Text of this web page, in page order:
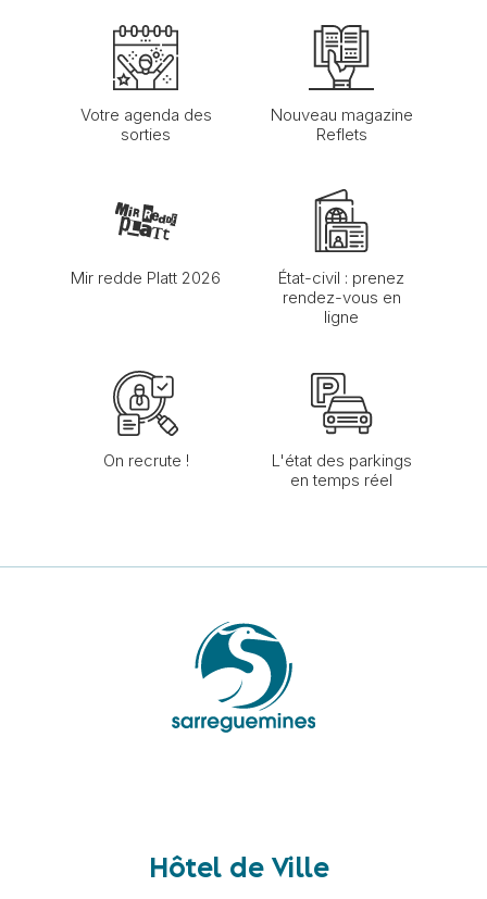
Votre agenda des
sorties
Nouveau magazine
Reflets
Mir redde Platt 2026
État-civil : prenez
rendez-vous en
ligne
On recrute !
L'état des parkings
en temps réel
Hôtel de Ville